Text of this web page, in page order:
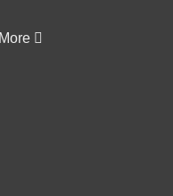
More